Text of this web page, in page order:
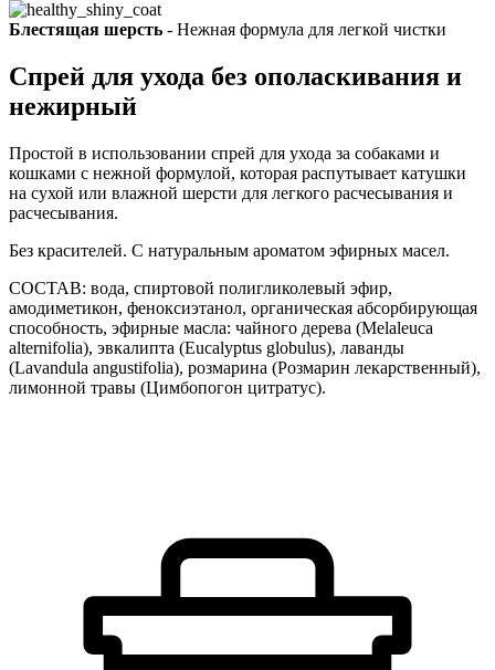
Блестящая шерсть - Нежная формула для легкой чистки
Спрей для ухода без ополаскивания и
нежирный
Простой в использовании спрей для ухода за собаками и
кошками с нежной формулой, которая распутывает катушки
на сухой или влажной шерсти для легкого расчесывания и
расчесывания.
Без красителей. С натуральным ароматом эфирных масел.
СОСТАВ: вода, спиртовой полигликолевый эфир,
амодиметикон, феноксиэтанол, органическая абсорбирующая
способность, эфирные масла: чайного дерева (Melaleuca
alternifolia), эвкалипта (Eucalyptus globulus), лаванды
(Lavandula angustifolia), розмарина (Розмарин лекарственный),
лимонной травы (Цимбопогон цитратус).